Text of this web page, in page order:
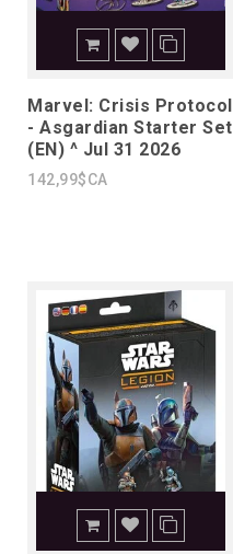
Marvel: Crisis Protocol
- Asgardian Starter Set
(EN) ^ Jul 31 2026
142,99$CA